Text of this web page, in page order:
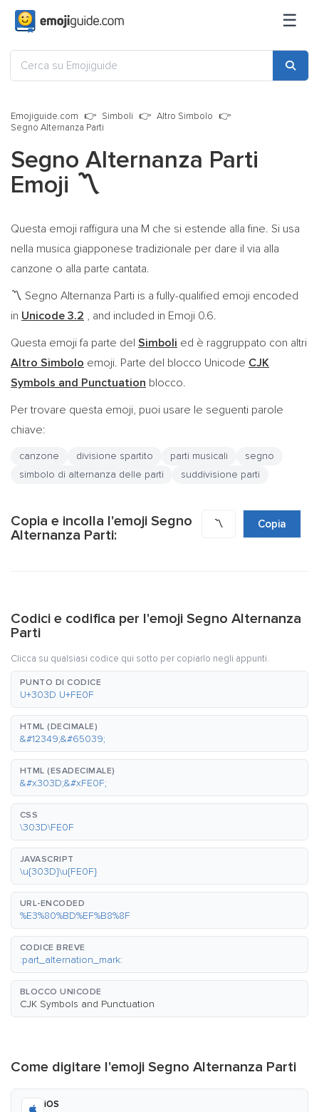
☰
Emojiguide.com Simboli
Altro Simbolo
Segno Alternanza Parti
Segno Alternanza Parti
Emoji 〽️
Questa emoji raffigura una M che si estende alla fine. Si usa
nella musica giapponese tradizionale per dare il via alla
canzone o alla parte cantata.
〽️ Segno Alternanza Parti is a fully-qualified emoji encoded
in Unicode 3.2 , and included in Emoji 0.6.
Questa emoji fa parte del Simboli ed è raggruppato con altri
Altro Simbolo emoji. Parte del blocco Unicode CJK
Symbols and Punctuation blocco.
Per trovare questa emoji, puoi usare le seguenti parole
chiave:
canzone divisione spartito parti musicali
segno
simbolo di alternanza delle parti
suddivisione parti
Copia e incolla l'emoji Segno
Alternanza Parti:
〽️ Copia
Codici e codifica per l'emoji Segno Alternanza
Parti
Clicca su qualsiasi codice qui sotto per copiarlo negli appunti.
PUNTO DI CODICE
U+303D U+FE0F
HTML (DECIMALE)
&#12349;&#65039;
HTML (ESADECIMALE)
&#x303D;&#xFE0F;
CSS
\303D\FE0F
JAVASCRIPT
\u{303D}\u{FE0F}
URL-ENCODED
%E3%80%BD%EF%B8%8F
CODICE BREVE
:part_alternation_mark:
BLOCCO UNICODE
CJK Symbols and Punctuation
Come digitare l'emoji Segno Alternanza Parti
iOS